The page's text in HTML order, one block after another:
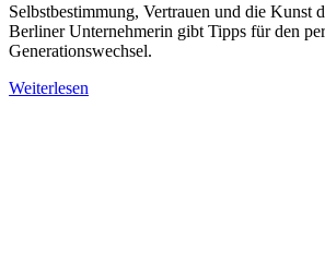
Selbstbestimmung, Vertrauen und die Kunst
Berliner Unternehmerin gibt Tipps für den
Generationswechsel.
Weiterlesen